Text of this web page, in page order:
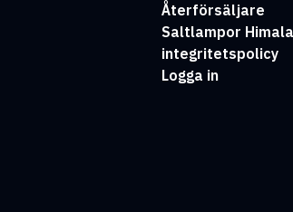
Återförsäljare
Saltlampor
integritetspolicy
Logga in